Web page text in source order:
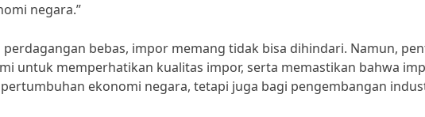
negara.”
bebas, impor memang tidak bisa dihindari. Namun,
untuk memperhatikan kualitas impor, serta memastikan bahwa
ekonomi negara, tetapi juga bagi pengembangan